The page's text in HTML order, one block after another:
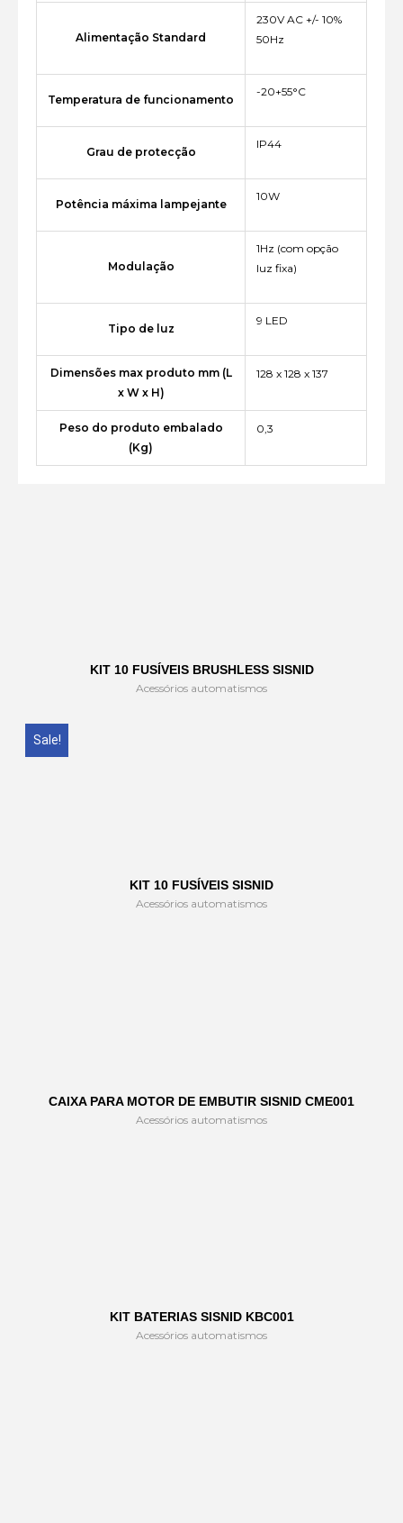
Alimentação Standard
230V AC +/- 10%
50Hz
Temperatura de funcionamento
-20+55°C
Grau de protecção
IP44
Potência máxima lampejante
10W
Modulação
1Hz (com opção
luz fixa)
Tipo de luz
9 LED
Dimensões max produto mm (L
x W x H)
128 x 128 x 137
Peso do produto embalado
(Kg)
0,3
KIT 10 FUSÍVEIS BRUSHLESS SISNID
Acessórios automatismos
Sale!
KIT 10 FUSÍVEIS SISNID
Acessórios automatismos
CAIXA PARA MOTOR DE EMBUTIR SISNID CME001
Acessórios automatismos
KIT BATERIAS SISNID KBC001
Acessórios automatismos